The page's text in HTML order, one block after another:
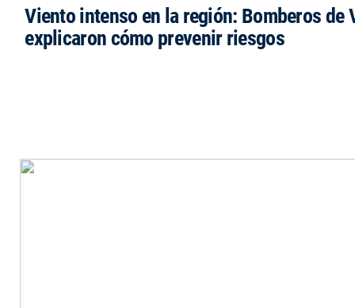
Viento intenso en la región: Bomberos de
explicaron cómo prevenir riesgos